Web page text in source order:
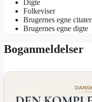
Digte
Folkeviser
Brugernes egne citater
Brugernes egne digte
Boganmeldelser